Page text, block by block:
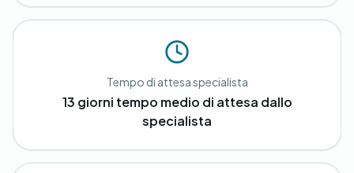
Tempo di attesa specialista
13 giorni tempo medio di attesa dallo
specialista